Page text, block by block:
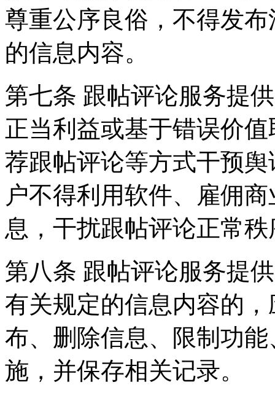
尊重公序良俗，不得发
的信息内容。
第七条 跟帖评论服务提
正当利益或基于错误价
荐跟帖评论等方式干预
户不得利用软件、雇佣
息，干扰跟帖评论正常
第八条 跟帖评论服务提
有关规定的信息内容的
布、删除信息、限制功
施，并保存相关记录。